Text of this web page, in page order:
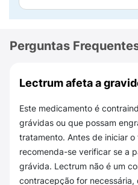
Copolímero de
O medicamento
1,5 ml de diluente, mais
excipientes:
Carmelose sódica;
Perguntas
Lectrum afeta a
Este medicamento é
grávidas ou que possam
tratamento. Antes de iniciar o
recomenda-se verificar se a
grávida. Lectrum não é um
contracepção for necessária,